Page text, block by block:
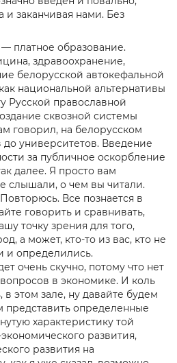
и заканчивая нами. Без
платное образование.
здравоохранение,
белорусской автокефальной
национальной альтернативы
Русской православной
сквозной системы
говорил, на белорусском
до университетов. Введение
за публичное оскорбление
далее. Я просто вам
слышали, о чем вы читали.
Все познается в
говорить и сравнивать,
точку зрения для того,
а может, кто-то из вас, кто не
и определились.
очень скучно, потому что нет
в экономике. И коль
этом зале, ну давайте будем
представить определенные
характеристику той
развития,
развития на